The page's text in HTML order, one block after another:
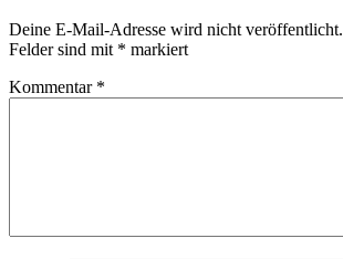
Deine E-Mail-Adresse wird nicht veröffentlicht.
Felder sind mit * markiert
Kommentar *